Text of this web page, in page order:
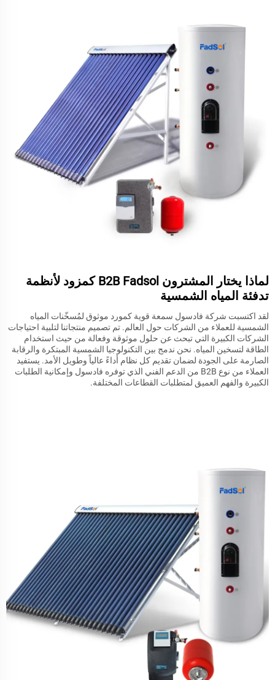
لماذا يختار المشترون B2B Fadsol كمزود لأنظمة
تدفئة المياه الشمسية
لقد اكتسبت شركة فادسول سمعة قوية كمورد موثوق لمُسخّنات المياه
الشمسية للعملاء من الشركات حول العالم. تم تصميم منتجاتنا لتلبية احتياجات
الشركات الكبيرة التي تبحث عن حلول موثوقة وفعالة من حيث استخدام
الطاقة لتسخين المياه. نحن ندمج بين التكنولوجيا الشمسية المبتكرة والرقابة
الصارمة على الجودة لضمان تقديم كل نظام أداءً عالياً وطويل الأمد. يستفيد
العملاء من نوع B2B من الدعم الفني الذي توفره فادسول وإمكانية الطلبات
الكبيرة والفهم العميق لمتطلبات القطاعات المختلفة.